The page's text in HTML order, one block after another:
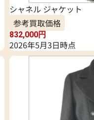
シャネル ジャケット
参考買取価格
832,000円
2026年5月3日時点